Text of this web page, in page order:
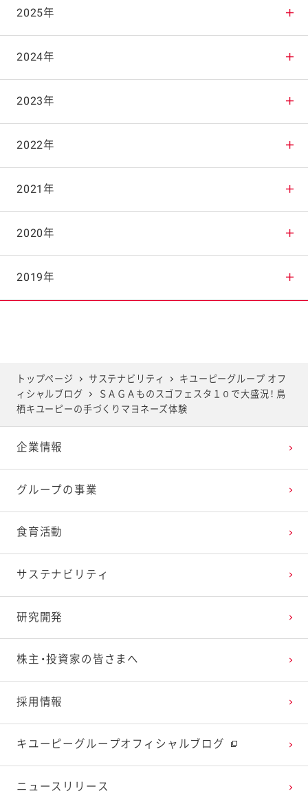
2025年
2025年12月
2025年11月
2025年10月
2025年9月
2025年8月
2025年7月
2025年4月
2025年3月
2025年2月
2024年
2024年12月
2024年11月
2024年10月
2024年9月
2024年8月
2024年5月
2024年4月
2024年3月
2023年
2023年12月
2023年11月
2023年10月
2023年9月
2023年6月
2023年5月
2023年4月
2022年
2022年12月
2022年11月
2022年10月
2022年7月
2022年6月
2022年5月
2021年
2021年12月
2021年11月
2021年8月
2021年7月
2021年6月
2020年
2020年12月
2020年9月
2020年8月
2020年7月
2019年
2019年10月
2019年9月
2019年8月
トップページ サステナビリティ
キユーピーグループ オフ
ィシャルブログ
ＳＡＧＡものスゴフェスタ１０で大盛況！ 鳥
栖キユーピーの手づくりマヨネーズ体験
企業情報
グループの事業
食育活動
サステナビリティ
研究開発
株主・投資家の皆さまへ
採用情報
キユーピーグループオフィシャルブログ
ニュースリリース